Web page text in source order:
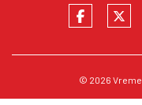
© 2026 Vreme